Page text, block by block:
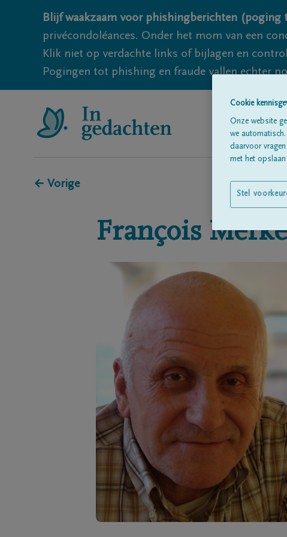
Blijf waakzaam voor phishingberichten
privécondoléances. Onder het mom van een
Klik niet op verdachte links of bijlagen en
Pogingen tot phishing en fraude vallen echter
← Vorige
François
Cookie
Onze website
we
daarvoor
met het
Stel